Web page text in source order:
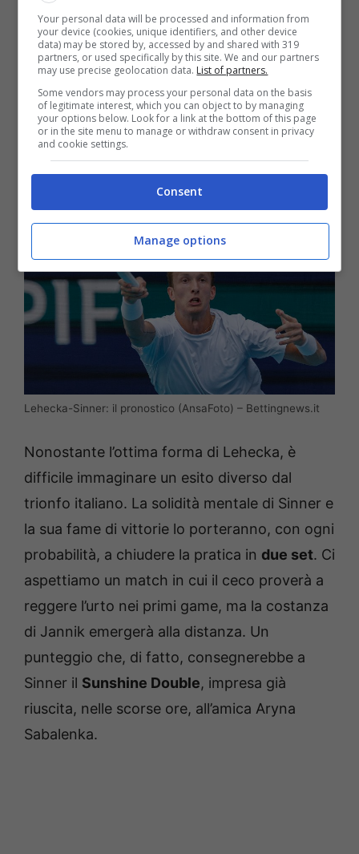
entrambi i fondamentali, ma Sinner, inutile
negarlo, ha una marcia in più. E non solo
rispetto all’avversario ceco, ma in generale.
Lehecka-Sinner: il
pronostico
Lehecka-Sinner: il pronostico (AnsaFoto) – Bettingnews.it
Nonostante l’ottima forma di Lehecka, è
difficile immaginare un esito diverso dal
trionfo italiano. La solidità mentale di Sinner e
la sua fame di vittorie lo porteranno, con ogni
probabilità, a chiudere la pratica in due set. Ci
aspettiamo un match in cui il ceco proverà a
reggere l’urto nei primi game, ma la costanza
di Jannik emergerà alla distanza. Un
punteggio che, di fatto, consegnerebbe a
Sinner il Sunshine Double, impresa già
riuscita, nelle scorse ore, all’amica Aryna
Sabalenka.
Your personal data will be processed and information from
your device (cookies, unique identifiers, and other device
data) may be stored by, accessed by and shared with 319
partners, or used specifically by this site. We and our partners
may use precise geolocation data. List of partners.
Some vendors may process your personal data on the basis
of legitimate interest, which you can object to by managing
your options below. Look for a link at the bottom of this page
or in the site menu to manage or withdraw consent in privacy
and cookie settings.
Consent
Manage options